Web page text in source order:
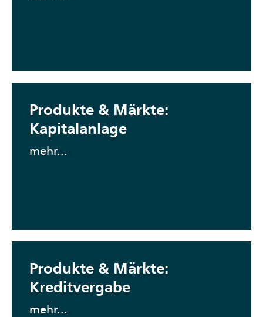
Produkte & Märkte:
Kapitalanlage
mehr...
Produkte & Märkte:
Kreditvergabe
mehr...